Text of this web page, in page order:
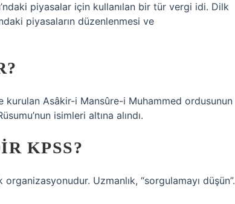
piyasalar için kullanılan bir tür vergi idi. Dilk
piyasaların düzenlenmesi ve
kurulan Asâkir-i Mansûre-i Muhammed ordusunun
isimleri altına alındı.
KPSS?
Uzmanlık, “sorgulamayı düşün”.